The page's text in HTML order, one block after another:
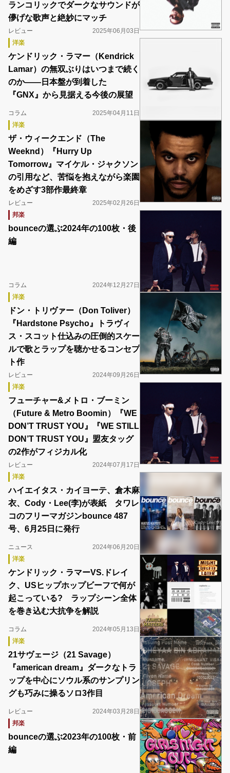
ランコリックでダークなサウンドが
儚げな歌声と絶妙にマッチ
レビュー
2025年06月03日
洋楽
ケンドリック・ラマー（Kendrick
Lamar）の無双ぶりはいつまで続く
のか――日本盤が到着した
『GNX』から見据える今後の展望
コラム
2025年04月11日
洋楽
ザ・ウィークエンド（The
Weeknd）『Hurry Up
Tomorrow』マイケル・ジャクソン
の引用など、苦悩を抱えながら楽園
をめざす3部作最終章
レビュー
2025年02月26日
邦楽
bounceの選ぶ2024年の100枚・後
編
コラム
2024年12月27日
洋楽
ドン・トリヴァー（Don Toliver）
『Hardstone Psycho』トラヴィ
ス・スコット仕込みの圧倒的スケー
ルで歌とラップを聴かせるコンセプ
ト作
レビュー
2024年09月26日
洋楽
フューチャー&メトロ・ブーミン
（Future & Metro Boomin）『WE
DON’T TRUST YOU』『WE STILL
DON’T TRUST YOU』盟友タッグ
の2作がフィジカル化
レビュー
2024年07月17日
洋楽
ハイエイタス・カイヨーテ、倉木麻
衣、Cody・Lee(李)が表紙 タワレ
コのフリーマガジンbounce 487
号、6月25日に発行
ニュース
2024年06月20日
洋楽
ケンドリック・ラマーVS.ドレイ
ク、USヒップホップビーフで何が
起こっている? ラップシーン全体
を巻き込む大抗争を解説
コラム
2024年05月13日
洋楽
21サヴェージ（21 Savage）
『american dream』ダークなトラ
ップを中心にソウル系のサンプリン
グも巧みに操るソロ3作目
レビュー
2024年03月28日
邦楽
bounceの選ぶ2023年の100枚・前
編